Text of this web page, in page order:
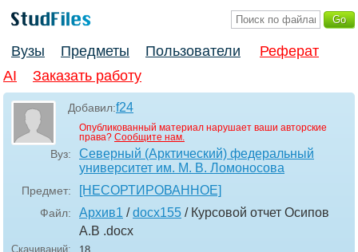
Вузы Предметы Пользователи
Реферат
AI
Заказать работу
Добавил:f24
Опубликованный материал нарушает ваши авторские
права? Сообщите нам.
Вуз:
Северный (Арктический) федеральный
университет им. М. В. Ломоносова
Предмет: [НЕСОРТИРОВАННОЕ]
Файл: Архив1 /docx155 / Курсовой отчет Осипов
А.В .docx
Скачиваний: